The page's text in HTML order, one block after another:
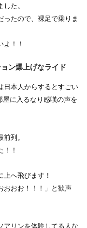
た。
ったので、裸足で乗りま
！！
ン爆上げなライド
日本人からするとすごい
に入るなり感嘆の声を
列。
！！
へ飛びます！
おおお！！！」と歓声
アリンを体験してる人な